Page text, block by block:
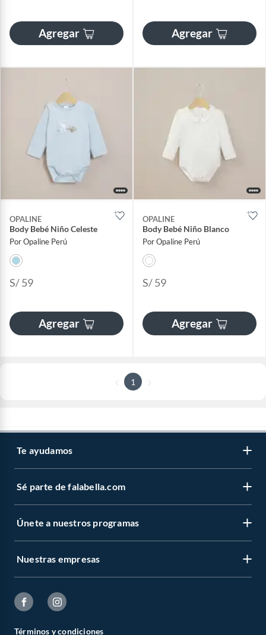
Agregar Agregar
OPALINE
Body Bebé Niño Celeste
Por Opaline Perú
S/ 59
Agregar
OPALINE
Body Bebé Niño Blanco
Por Opaline Perú
S/ 59
Agregar
1
Te ayudamos
Sé parte de falabella.com
Únete a nuestros programas
Nuestras empresas
Términos y condiciones